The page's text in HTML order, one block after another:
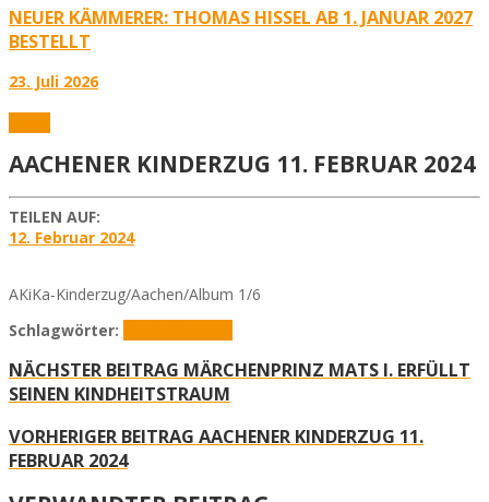
NEUER KÄMMERER: THOMAS HISSEL AB 1. JANUAR 2027
BESTELLT
23. Juli 2026
AACHENER KINDERZUG 11. FEBRUAR 2024
TEILEN AUF:
12. Februar 2024
AKiKa-Kinderzug/Aachen/Album 1/6
Schlagwörter:
NÄCHSTER BEITRAG MÄRCHENPRINZ MATS I. ERFÜLLT
SEINEN KINDHEITSTRAUM
VORHERIGER BEITRAG AACHENER KINDERZUG 11.
FEBRUAR 2024